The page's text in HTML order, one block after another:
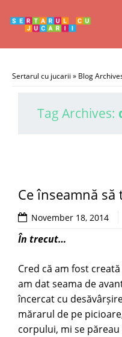
Sertarul cu jucarii » Blog
Tag Archives:
Ce înseamnă
November 18, 2014
În trecut…
Cred că am fost
am dat seama de
încercat cu
mărarul de pe
corpului, mi se